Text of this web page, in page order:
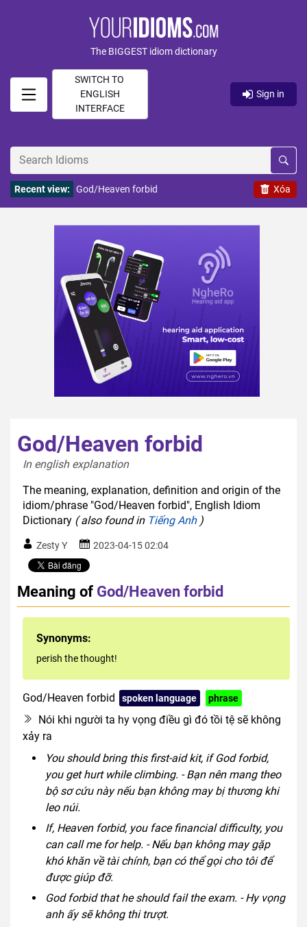
The BIGGEST idiom dictionary
SWITCH TO
ENGLISH
INTERFACE
Sign in
Xóa
Recent view: God/Heaven forbid
God/Heaven forbid
In english explanation
The meaning, explanation, definition and origin of the
idiom/phrase "God/Heaven forbid", English Idiom
Dictionary ( also found in Tiếng Anh)
Zesty Y 2023-04-15 02:04
Meaning of God/Heaven forbid
Synonyms:
perish the thought!
God/Heaven forbid spoken language phrase
Nói khi người ta hy vọng điều gì đó tồi tệ sẽ không
xảy ra
You should bring this first-aid kit, if God forbid,
you get hurt while climbing. - Bạn nên mang theo
bộ sơ cứu này nếu bạn không may bị thương khi
leo núi.
If, Heaven forbid, you face financial difficulty, you
can call me for help. - Nếu bạn không may gặp
khó khăn về tài chính, bạn có thể gọi cho tôi để
được giúp đỡ.
God forbid that he should fail the exam. - Hy vọng
anh ấy sẽ không thi trượt.